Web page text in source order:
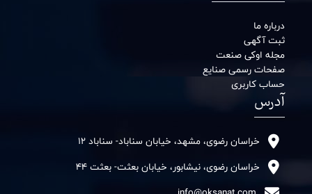
درباره ما
ثبت آگهی
مجله اوکی صنعت
صفحات رسمی صنایع
حساب کاربری
آدرس
خراسان رضوی، مشهد، خیابان سناباد- سناباد 12
خراسان رضوی، نیشابور، خیابان بعثت- بعثت 44